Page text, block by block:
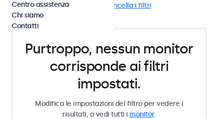
Monitor 8 pollici Cancella i filtri
Purtroppo, nessun monitor
corrisponde ai filtri
impostati.
Modifica le impostazioni del filtro per vedere i
risultati, o vedi tutti i monitor.
Centro assistenza
Chi siamo
Contatti